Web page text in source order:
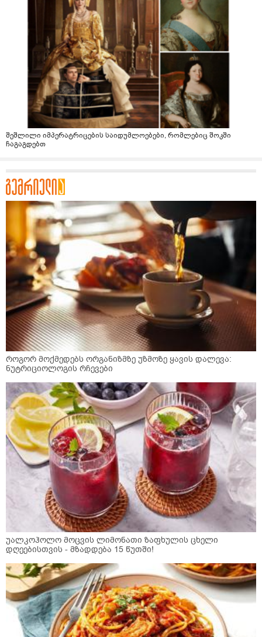
შეშლილი იმპერატრიცების საიდუმლოებები, რომლებიც შოკში
ჩაგაგდებთ
როგორ მოქმედებს ორგანიზმზე უზმოზე ყავის დალევა:
ნუტრიციოლოგის რჩევები
უალკოჰოლო მოცვის ლიმონათი ზაფხულის ცხელი
დღეებისთვის - მზადდება 15 წუთში!